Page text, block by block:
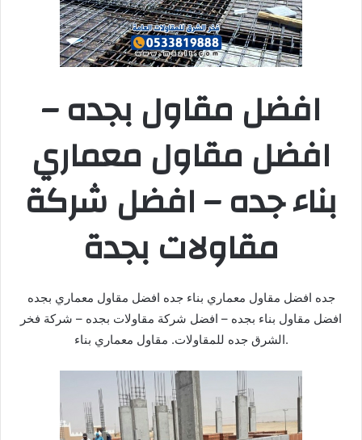
افضل مقاول بجده –
افضل مقاول معماري
بناء جده – افضل شركة
مقاولات بجدة
جده افضل مقاول معماري بناء جده افضل مقاول معماري بجده
افضل مقاول بناء بجده – افضل شركة مقاولات بجده – شركة فخر
الشرق جده للمقاولات. مقاول معماري بناء.